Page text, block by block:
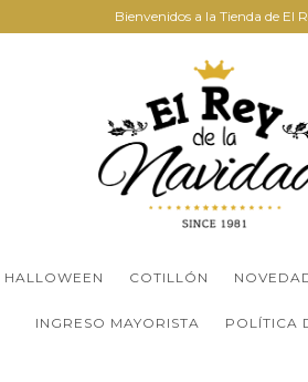
Bienvenidos a la Tienda de El
HALLOWEEN COTILLÓN
INGRESO MAYORISTA POLÍTICA